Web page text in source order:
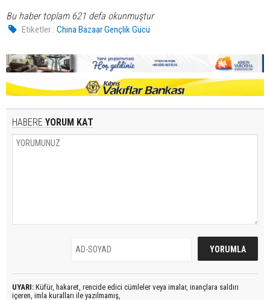
Bu haber toplam 621 defa okunmuştur
Etiketler : China Bazaar Gençlik Gücü
HABERE YORUM KAT
UYARI: Küfür, hakaret, rencide edici cümleler veya imalar, inançlara saldırı
içeren, imla kuralları ile yazılmamış,